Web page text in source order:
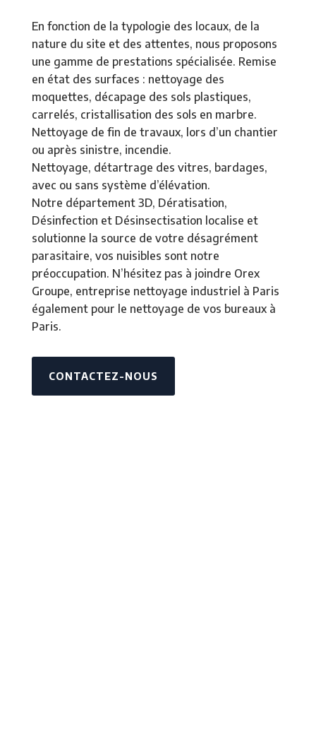
En fonction de la typologie des locaux, de la
nature du site et des attentes, nous proposons
une gamme de prestations spécialisée. Remise
en état des surfaces : nettoyage des
moquettes, décapage des sols plastiques,
carrelés, cristallisation des sols en marbre.
Nettoyage de fin de travaux, lors d’un chantier
ou après sinistre, incendie.
Nettoyage, détartrage des vitres, bardages,
avec ou sans système d’élévation.
Notre département 3D, Dératisation,
Désinfection et Désinsectisation localise et
solutionne la source de votre désagrément
parasitaire, vos nuisibles sont notre
préoccupation. N’hésitez pas à joindre Orex
Groupe, entreprise nettoyage industriel à Paris
également pour le nettoyage de vos bureaux à
Paris.
CONTACTEZ-NOUS